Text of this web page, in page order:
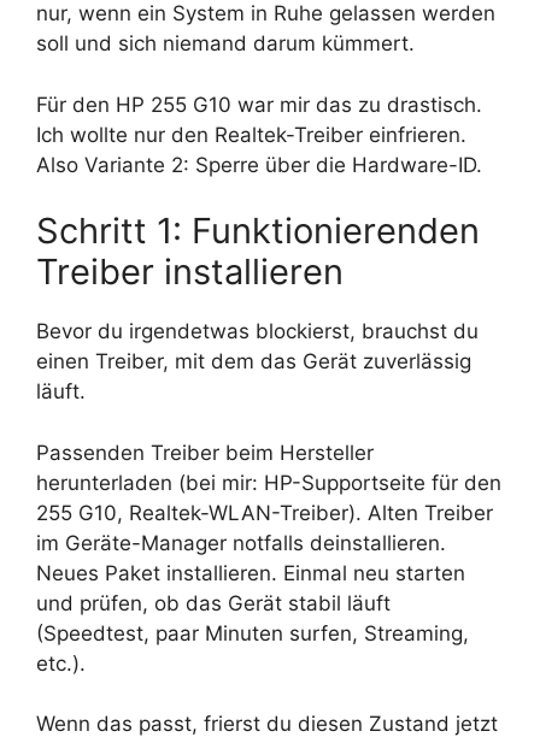
nur, wenn ein System in Ruhe gelassen werden
soll und sich niemand darum kümmert.
Für den HP 255 G10 war mir das zu drastisch.
Ich wollte nur den Realtek-Treiber einfrieren.
Also Variante 2: Sperre über die Hardware-ID.
Schritt 1: Funktionierenden
Treiber installieren
Bevor du irgendetwas blockierst, brauchst du
einen Treiber, mit dem das Gerät zuverlässig
läuft.
Passenden Treiber beim Hersteller
herunterladen (bei mir: HP-Supportseite für den
255 G10, Realtek-WLAN-Treiber). Alten Treiber
im Geräte-Manager notfalls deinstallieren.
Neues Paket installieren. Einmal neu starten
und prüfen, ob das Gerät stabil läuft
(Speedtest, paar Minuten surfen, Streaming,
etc.).
Wenn das passt, frierst du diesen Zustand jetzt